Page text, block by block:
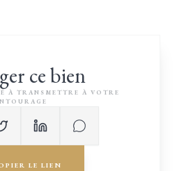
ce bien
À TRANSMETTRE À VOTRE
COPIER LE LIEN